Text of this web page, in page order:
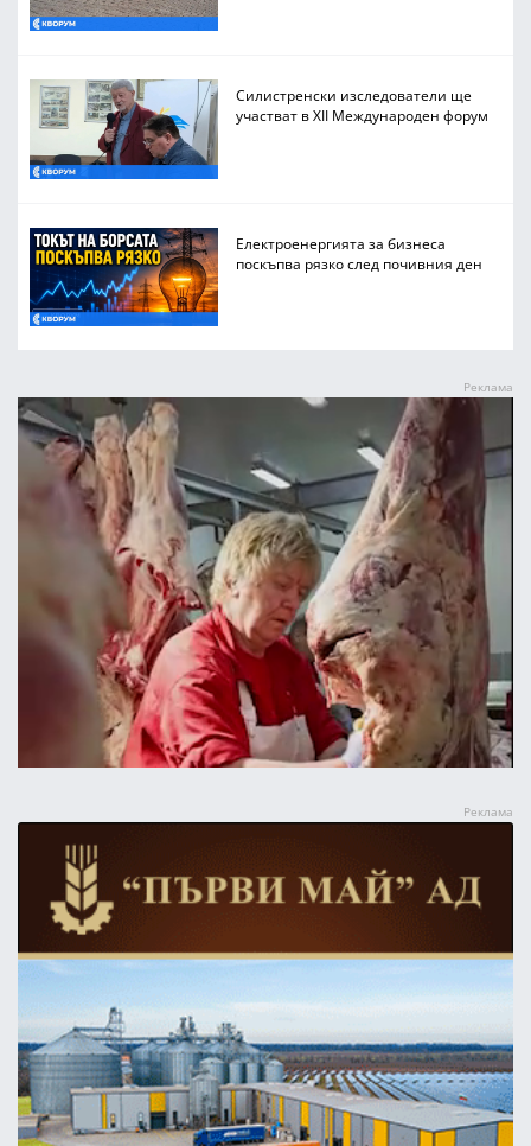
Силистренски изследователи ще
участват в XII Международен форум
Електроенергията за бизнеса
поскъпва рязко след почивния ден